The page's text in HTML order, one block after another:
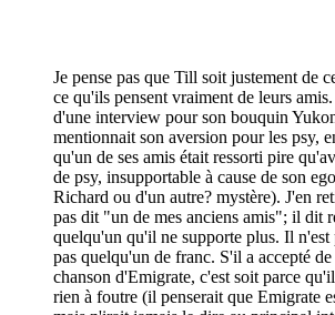
Je pense pas que Till soit justement de
ce qu'ils pensent vraiment de leurs
d'une interview pour son bouquin
mentionnait son aversion pour les psy,
qu'un de ses amis était ressorti pire
de psy, insupportable à cause de son
Richard ou d'un autre? mystère). J'en
pas dit "un de mes anciens amis"; il dit
quelqu'un qu'il ne supporte plus. Il n'est
pas quelqu'un de franc. S'il a accepté
chanson d'Emigrate, c'est soit parce
rien à foutre (il penserait que Emigrate